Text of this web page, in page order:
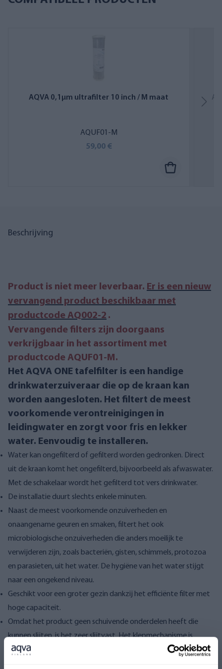
AQVA 0,1µm ultrafilter 10 inch / M maat
AQUF01-M
59,00 €
Beschrijving
Product is niet meer leverbaar. Er is een nieuw
vervangend product beschikbaar met
productcode AQ002-2 .
Vervangende filters zijn doorgaans
verkrijgbaar in het assortiment met
productcode AQUF01-M.
Het AQVA ONE tafelfilter is een handige
drinkwaterzuiveraar die op de kraan kan
worden aangesloten. Het filtert de meest
voorkomende verontreinigingen in
leidingwater en zorgt voor fris en lekker
water. Eenvoudig te installeren.
Water kan ongefilterd of gefilterd worden gedronken. Direct
uit de kraan komt het ongefilterd, bijvoorbeeld als afwaswater.
Met de schakelaar wordt het gefilterd tot vers drinkwater.
De installatie duurt slechts enkele minuten.
Naast de meest voorkomende onzuiverheden en
onaangename geuren en smaken, filtert het ook
microbiologische onzuiverheden die anders moeilijk te
verwijderen zijn, zoals bacteriën, gisten, schimmels, protozoa
en parasieten, uit het water. De hygiëne van het water stijgt
naar een ongekend niveau.
Geschikt voor een groter gezin dankzij het efficiënte filter met
hoge capaciteit.
Omdat het product geen schuivende onderdelen heeft die
kunnen slijten, is het zeer slijtvast. Het klepmechanisme is
ontworpen om duizenden keren gebruikt te kunnen worden